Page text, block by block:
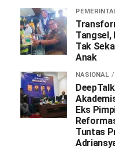
Tangsel,
Tak
Anak
NASIONAL
Eks
Tuntas